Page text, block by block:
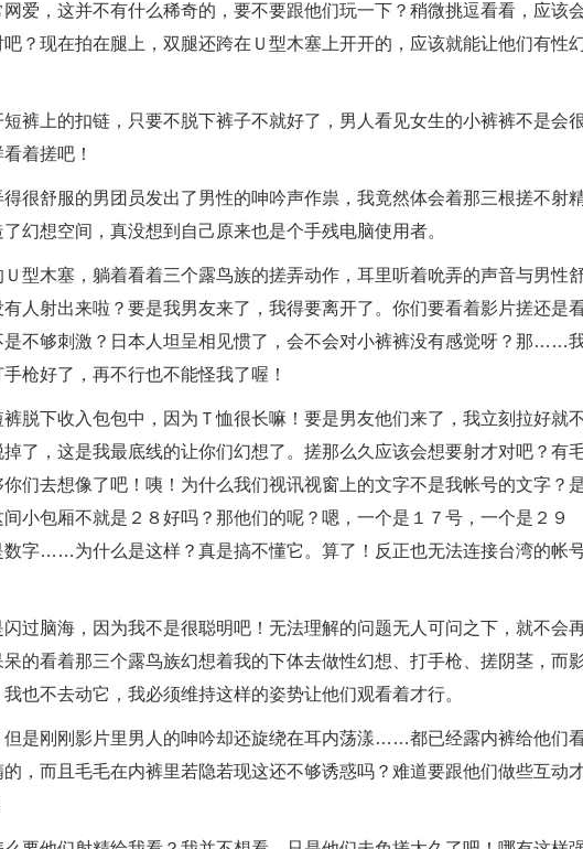
爱，这并不有什么稀奇的，要不要跟他们玩一下？稍微挑逗看看，应该
？现在拍在腿上，双腿还跨在Ｕ型木塞上开开的，应该就能让他们有性
裤上的扣链，只要不脱下裤子不就好了，男人看见女生的小裤裤不是会
着搓吧！
很舒服的男团员发出了男性的呻吟声作祟，我竟然体会着那三根搓不射
幻想空间，真没想到自己原来也是个手残电脑使用者。
型木塞，躺着看着三个露鸟族的搓弄动作，耳里听着吮弄的声音与男性
人射出来啦？要是我男友来了，我得要离开了。你们要看着影片搓还是
是不够刺激？日本人坦呈相见惯了，会不会对小裤裤没有感觉呀？那……
枪好了，再不行也不能怪我了喔！
脱下收入包包中，因为Ｔ恤很长嘛！要是男友他们来了，我立刻拉好就
了，这是我最底线的让你们幻想了。搓那么久应该会想要射才对吧？有
们去想像了吧！咦！为什么我们视讯视窗上的文字不是我帐号的文字？
小包厢不就是２８好吗？那他们的呢？嗯，一个是１７号，一个是２９
数字……为什么是这样？真是搞不懂它。算了！反正也无法连接台湾的帐
过脑海，因为我不是很聪明吧！无法理解的问题无人可问之下，就不会
的看着那三个露鸟族幻想着我的下体去做性幻想、打手枪、搓阴茎，而
也不去动它，我必须维持这样的姿势让他们观看着才行。
但是刚刚影片里男人的呻吟却还旋绕在耳内荡漾……都已经露内裤给他们
，而且毛毛在内裤里若隐若现这还不够诱惑吗？难道要跟他们做些互动